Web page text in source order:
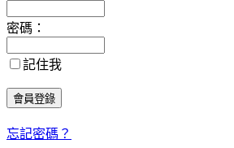
密碼：
記住我
忘記密碼？